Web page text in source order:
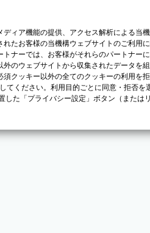
ィア機能の提供、アクセス解析による当
たお客様の当機構ウェブサイトのご利用
ナーでは、お客様がそれらのパートナー
のウェブサイトから収集されたデータを
クッキー以外の全てのクッキーの利用を
てください。利用目的ごとに同意・拒否を
した「プライバシー設定」ボタン（または